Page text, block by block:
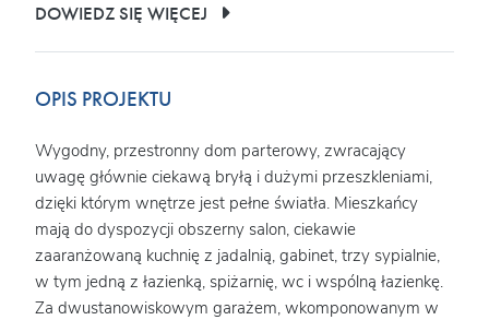
OPIS PROJEKTU
Wygodny, przestronny dom parterowy, zwracający
uwagę głównie ciekawą bryłą i dużymi przeszkleniami,
dzięki którym wnętrze jest pełne światła. Mieszkańcy
mają do dyspozycji obszerny salon, ciekawie
zaaranżowaną kuchnię z jadalnią, gabinet, trzy sypialnie,
w tym jedną z łazienką, spiżarnię, wc i wspólną łazienkę.
Za dwustanowiskowym garażem, wkomponowanym w
DOWIEDZ SIĘ WIĘCEJ